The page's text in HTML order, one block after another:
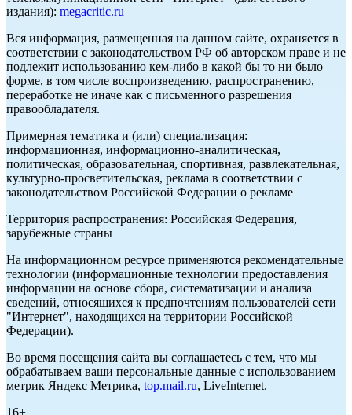
издания): megacritic.ru
Вся информация, размещенная на данном сайте, охраняется в
соответствии с законодательством РФ об авторском праве и не
подлежит использованию кем-либо в какой бы то ни было
форме, в том числе воспроизведению, распространению,
переработке не иначе как с письменного разрешения
правообладателя.
Примерная тематика и (или) специализация:
информационная, информационно-аналитическая,
политическая, образовательная, спортивная, развлекательная,
культурно-просветительская, реклама в соответствии с
законодательством Российской Федерации о рекламе
Территория распространения: Российская Федерация,
зарубежные страны
На информационном ресурсе применяются рекомендательные
технологии (информационные технологии предоставления
информации на основе сбора, систематизации и анализа
сведений, относящихся к предпочтениям пользователей сети
"Интернет", находящихся на территории Российской
Федерации).
Во время посещения сайта вы соглашаетесь с тем, что мы
обрабатываем ваши персональные данные с использованием
метрик Яндекс Метрика, top.mail.ru, LiveInternet.